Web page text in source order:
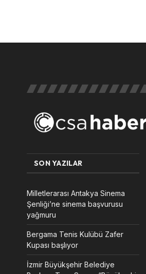
SON YAZILAR
Milletlerarası Antakya Sinema
Şenliği’ne sinema başvurusu
yağmuru
Bergama Tenis Kulübü Zafer
Kupası başlıyor
İzmir Büyükşehir Belediye